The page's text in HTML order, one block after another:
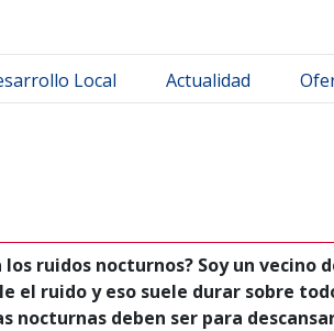
Local Actualidad
ruidos nocturnos? Soy un vecino
ruido y eso suele durar sobre
deben ser para